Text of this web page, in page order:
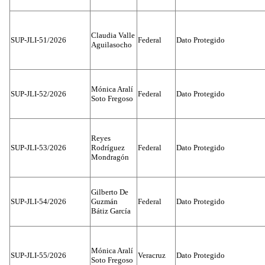
SUP-JLI-51/2026
Claudia Valle
Aguilasocho
Federal Dato Protegido
SUP-JLI-52/2026
Mónica Aralí
Soto Fregoso
Federal Dato Protegido
SUP-JLI-53/2026
Reyes
Rodríguez
Mondragón
Federal Dato Protegido
SUP-JLI-54/2026
Gilberto De
Guzmán
Bátiz García
Federal Dato Protegido
SUP-JLI-55/2026
Mónica Aralí
Soto Fregoso
Veracruz Dato Protegido